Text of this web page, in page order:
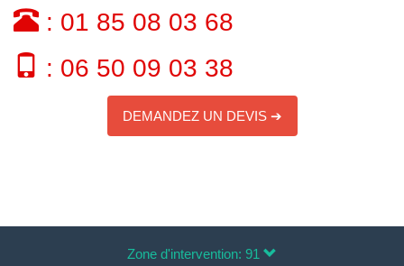
: 01 85 08 03 68
: 06 50 09 03 38
DEMANDEZ UN DEVIS ➔
Zone d'intervention: 91